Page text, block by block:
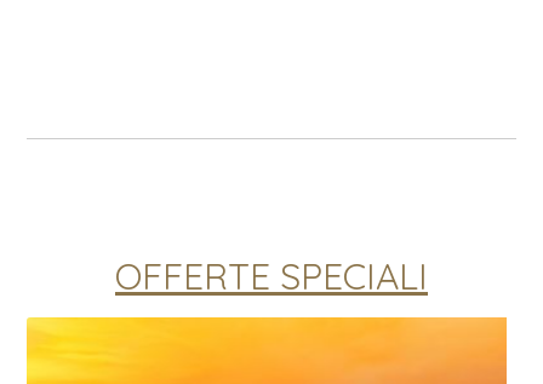
OFFERTE SPECIALI